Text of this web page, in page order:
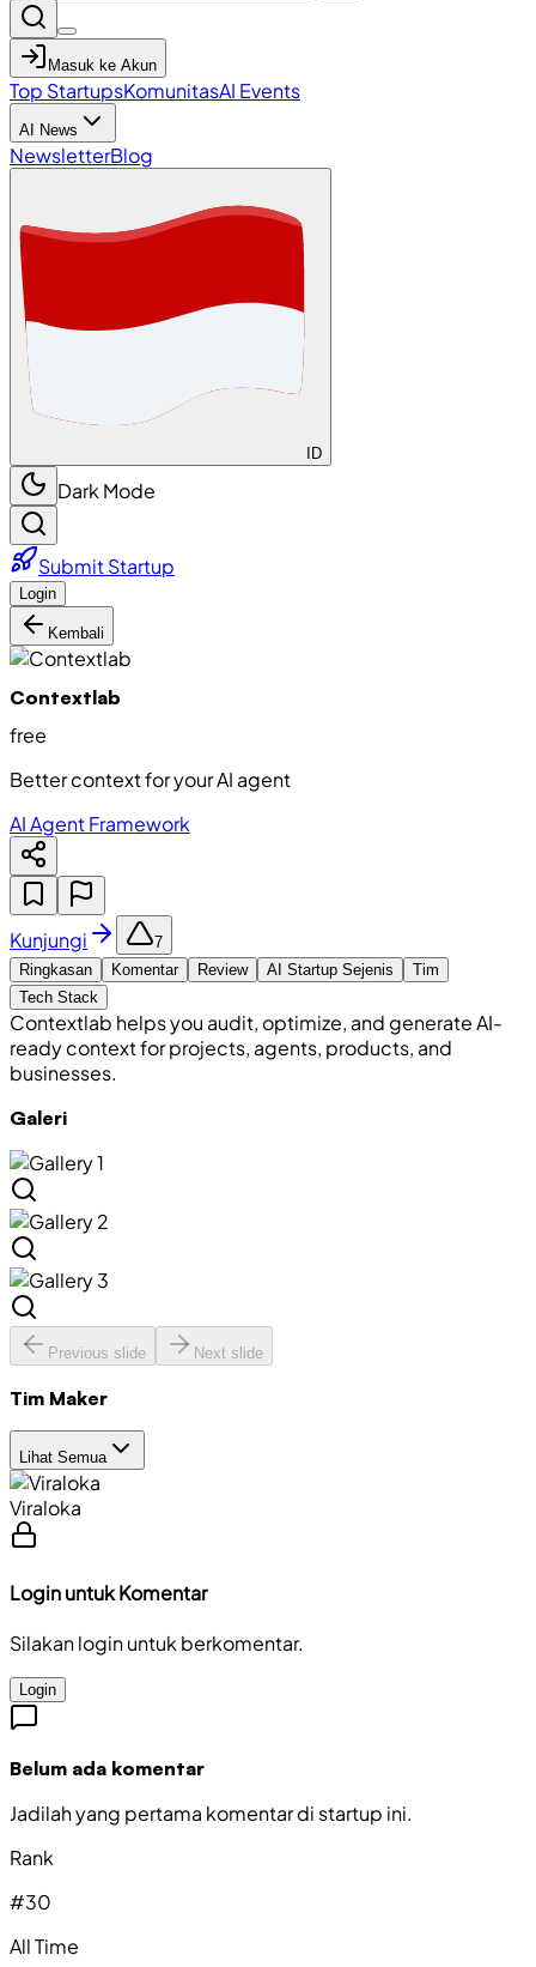
Masuk ke Akun
Top StartupsKomunitasAI Events
AI News
NewsletterBlog
ID
Dark Mode
Submit Startup
Login
Kembali
Contextlab
free
Better context for your AI agent
AI Agent Framework
Kunjungi
7
Ringkasan
Komentar Review AI Startup Sejenis
Tim
Tech Stack
Contextlab helps you audit, optimize, and generate AI-
ready context for projects, agents, products, and
businesses.
Galeri
Previous slide Next slide
Tim Maker
Lihat Semua
Viraloka
Login untuk Komentar
Silakan login untuk berkomentar.
Login
Belum ada komentar
Jadilah yang pertama komentar di startup ini.
Rank
#30
All Time